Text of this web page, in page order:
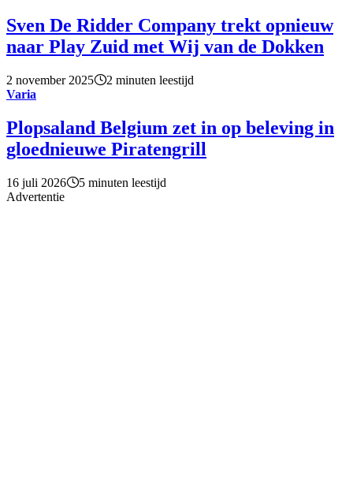
Sven De Ridder Company trekt opnieuw
naar Play Zuid met Wij van de Dokken
2 november 2025
2 minuten leestijd
Varia
Plopsaland Belgium zet in op beleving in
gloednieuwe Piratengrill
16 juli 2026
5 minuten leestijd
Advertentie